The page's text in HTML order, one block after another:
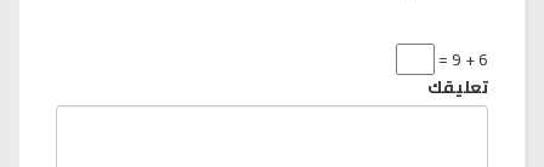
6 + 9 =
تعليقك